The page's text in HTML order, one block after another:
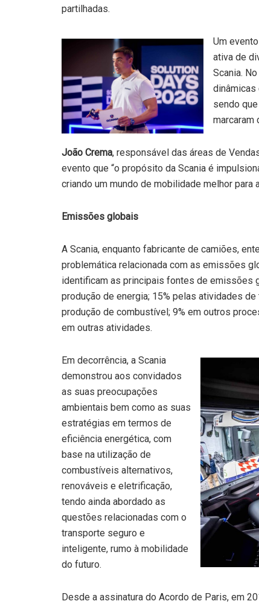
partilhadas.
Um
ativa de
Scania.
dinâmicas
sendo
marcaram
João Crema, responsável das áreas de
evento que “o propósito da Scania é
criando um mundo de mobilidade melhor
Emissões globais
A Scania, enquanto fabricante de camiões,
problemática relacionada com as emissões
identificam as principais fontes de emissões
produção de energia; 15% pelas atividades
produção de combustível; 9% em outros
em outras atividades.
Em decorrência, a Scania
demonstrou aos convidados
as suas preocupações
ambientais bem como as suas
estratégias em termos de
eficiência energética, com
base na utilização de
combustíveis alternativos,
renováveis e eletrificação,
tendo ainda abordado as
questões relacionadas com o
transporte seguro e
inteligente, rumo à mobilidade
do futuro.
Desde a assinatura do Acordo de Paris, em